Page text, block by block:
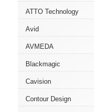
ATTO Technology
Avid
AVMEDA
Blackmagic
Cavision
Contour Design